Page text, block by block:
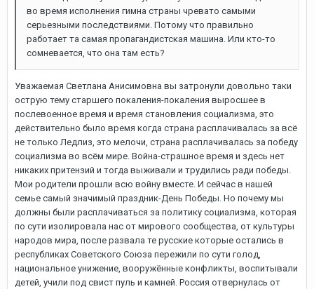
во время исполнения гимна страны чревато самыми
серьезными последствиями. Потому что правильно
работает та самая пропагандистская машина. Или кто-то
сомневается, что она там есть?
Уважаемая Светлана Анисимовна вы затронули довольно таки
острую тему старшего покаления-покаления выросшее в
послевоенное время и время становления социализма, это
действительно было время когда страна расплачивалась за всё
не только Ледлиз, это мелочи, страна расплачивалась за победу
социализма во всём мире. Война-страшное время и здесь нет
никаких притензий и тогда выживали и трудились ради победы.
Мои родители прошли всю войну вместе. И сейчас в нашей
семье самый значимый праздник-День Победы. Но почему мы
должны были расплачиваться за политику социализма, которая
по сути изолировала нас от мирового сообщества, от культуры
народов мира, после развала те русские которые остались в
республиках Советского Союза пережили по сути голод,
национальное унижение, вооружённые конфликты, воспитывали
детей, учили под свист пуль и камней. Россия отвернулась от